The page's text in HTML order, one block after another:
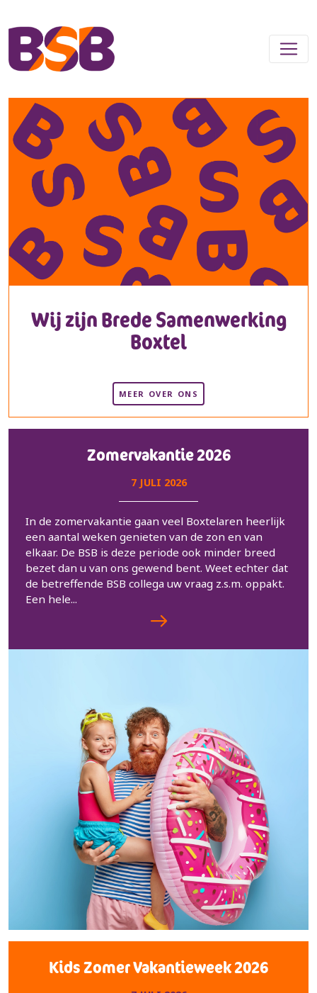
Zomervakantie 2026
7 JULI 2026
In de zomervakantie gaan veel Boxtelaren heerlijk
een aantal weken genieten van de zon en van
elkaar. De BSB is deze periode ook minder breed
bezet dan u van ons gewend bent. Weet echter dat
de betreffende BSB collega uw vraag z.s.m. oppakt.
Een hele...
Wij zijn Brede Samenwerking
Boxtel
MEER OVER ONS
Kids Zomer Vakantieweek 2026